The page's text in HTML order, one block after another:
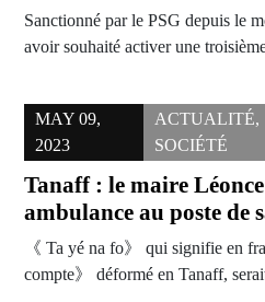
Sanctionné par le PSG depuis le
avoir souhaité activer une
MAY 09,
2023
ACTUALITÉ,
SOCIÉTÉ
Tanaff : le maire
ambulance au poste de
《 Ta yé na fo》 qui signifie en
compte》 déformé en Tanaff,